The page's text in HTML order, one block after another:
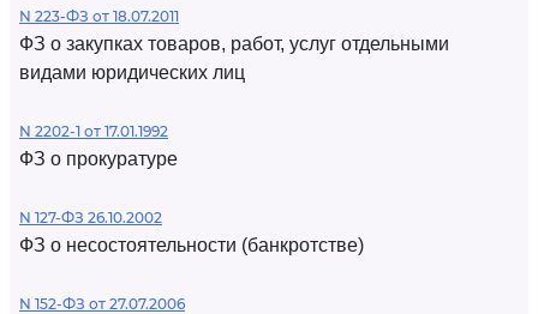
N 223-ФЗ от 18.07.2011
ФЗ о закупках товаров, работ, услуг отдельными
видами юридических лиц
N 2202-1 от 17.01.1992
ФЗ о прокуратуре
N 127-ФЗ 26.10.2002
ФЗ о несостоятельности (банкротстве)
N 152-ФЗ от 27.07.2006